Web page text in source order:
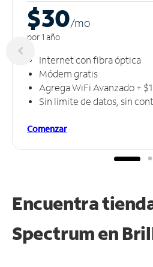
$30/mo
por 1 año
Internet con fibra óptica
Módem gratis
Agrega WiFi Avanzado +
Sin límite de datos, sin
Comenzar
Encuentra
Spectrum en